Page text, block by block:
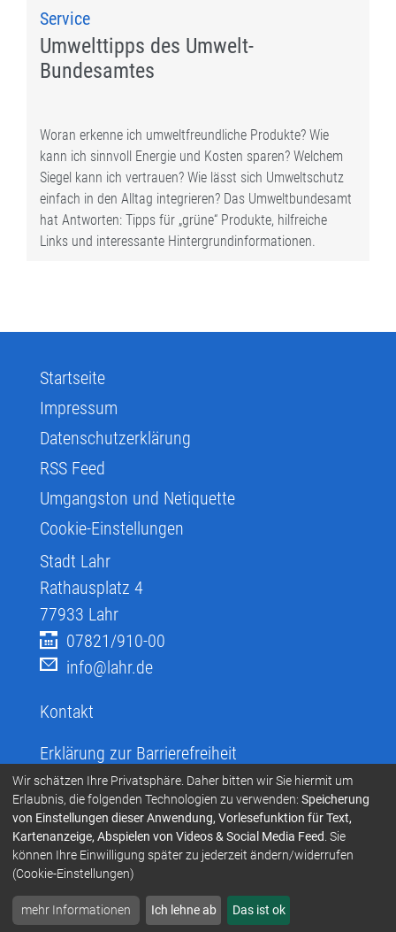
Service
Umwelttipps des Umwelt-
Bundesamtes
Woran erkenne ich umweltfreundliche Produkte? Wie
kann ich sinnvoll Energie und Kosten sparen? Welchem
Siegel kann ich vertrauen? Wie lässt sich Umweltschutz
einfach in den Alltag integrieren? Das Umweltbundesamt
hat Antworten: Tipps für „grüne“ Produkte, hilfreiche
Links und interessante Hintergrundinformationen.
Startseite
Impressum
Datenschutzerklärung
RSS Feed
Umgangston und Netiquette
Cookie-Einstellungen
Stadt Lahr
Rathausplatz 4
77933 Lahr
07821/910-00
info@lahr.de
Kontakt
Erklärung zur Barrierefreiheit
Infos zur Barrierefreiheit
Infos in leichter Sprache
Infos zur Gebärdensprache
Übersetzen und Vorlesen
Wir schätzen Ihre Privatsphäre. Daher bitten wir Sie hiermit um
Erlaubnis, die folgenden Technologien zu verwenden: Speicherung
von Einstellungen dieser Anwendung, Vorlesefunktion für Text,
Kartenanzeige, Abspielen von Videos & Social Media Feed. Sie
können Ihre Einwilligung später zu jederzeit ändern/widerrufen
(Cookie-Einstellungen)
mehr Informationen Ich lehne ab Das ist ok